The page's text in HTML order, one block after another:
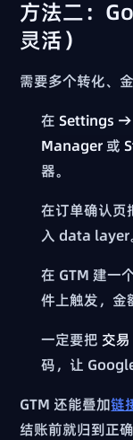
方法二：
灵活）
需要多个转化、
在Settings
Manager或
器。
在订单确认页
入 data layer
在 GTM 建一
件上触发，金
一定要把 交
码，让
GTM 还能叠加链
结账前就归到正